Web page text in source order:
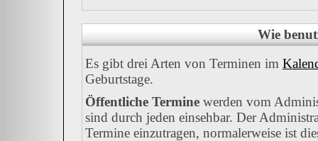
Wie
Es gibt drei Arten von Terminen im
Geburtstage.
Öffentliche Termine werden vom
sind durch jeden einsehbar. Der
Termine einzutragen, normalerweise ist